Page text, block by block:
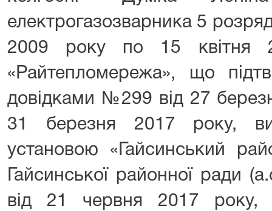
електрогазозварника 5
2009 року по 15
«Райтепломережа», що
довідками №299 від 27
31 березня 2017 року,
установою «Гайсинський
Гайсинської районної ради
від 21 червня 2017 року,